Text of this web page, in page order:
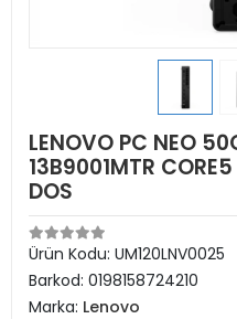
LENOVO PC NEO
13B9001MTR
DOS
Ürün Kodu: UM120LNV0025
Barkod: 0198158724210
Marka: Lenovo